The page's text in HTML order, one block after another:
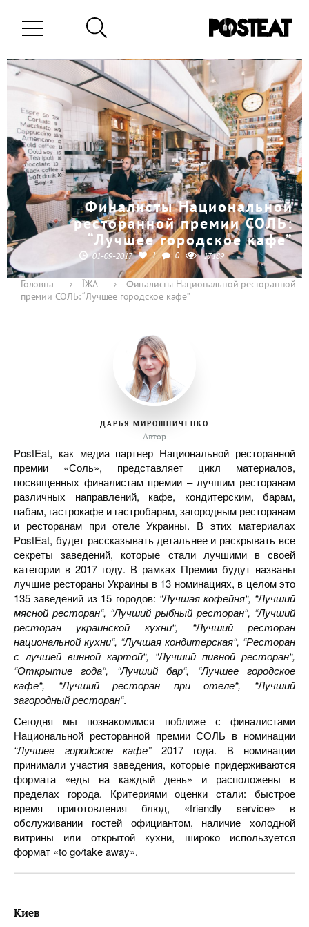
Финалисты Национальной
ресторанной премии СОЛЬ:
“Лучшее городское кафе”
01-09-2017 1 0 17189
Головна › ЇЖА ›
Финалисты Национальной ресторанной
премии СОЛЬ: “Лучшее городское кафе”
ДАРЬЯ МИРОШНИЧЕНКО
Автор
PostEat, как медиа партнер Национальной ресторанной
премии «Соль», представляет цикл материалов,
посвященных финалистам премии – лучшим ресторанам
различных направлений, кафе, кондитерским, барам,
пабам, гастрокафе и гастробарам, загородным ресторанам
и ресторанам при отеле Украины. В этих материалах
PostEat, будет рассказывать детальнее и раскрывать все
секреты заведений, которые стали лучшими в своей
категории в 2017 году. В рамках Премии будут названы
лучшие рестораны Украины в 13 номинациях, в целом это
135 заведений из 15 городов: “Лучшая кофейня“, “Лучший
мясной ресторан“, “Лучший рыбный ресторан“, “Лучший
ресторан украинской кухни“, “Лучший ресторан
национальной кухни“, “Лучшая кондитерская“, “Ресторан
с лучшей винной картой“, “Лучший пивной ресторан“,
“Открытие года“, “Лучший бар“, “Лучшее городское
кафе“, “Лучший ресторан при отеле“, “Лучший
загородный ресторан“.
Сегодня мы познакомимся поближе с финалистами
Национальной ресторанной премии СОЛЬ в номинации
“Лучшее городское кафе”2017 года. В номинации
принимали участия заведения, которые придерживаются
формата «еды на каждый день» и расположены в
пределах города. Критериями оценки стали: быстрое
время приготовления блюд, «friendly service» в
обслуживании гостей официантом, наличие холодной
витрины или открытой кухни, широко используется
формат «to go/take away».
Киев